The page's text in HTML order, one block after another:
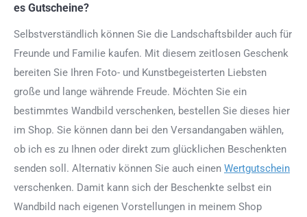
es Gutscheine?
Selbstverständlich können Sie die Landschaftsbilder auch für
Freunde und Familie kaufen. Mit diesem zeitlosen Geschenk
bereiten Sie Ihren Foto- und Kunstbegeisterten Liebsten
große und lange währende Freude. Möchten Sie ein
bestimmtes Wandbild verschenken, bestellen Sie dieses hier
im Shop. Sie können dann bei den Versandangaben wählen,
ob ich es zu Ihnen oder direkt zum glücklichen Beschenkten
senden soll. Alternativ können Sie auch einen Wertgutschein
verschenken. Damit kann sich der Beschenkte selbst ein
Wandbild nach eigenen Vorstellungen in meinem Shop